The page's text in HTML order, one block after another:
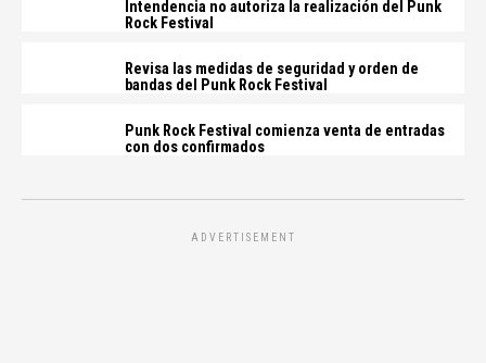
Intendencia no autoriza la realización del Punk
Rock Festival
Revisa las medidas de seguridad y orden de
bandas del Punk Rock Festival
Punk Rock Festival comienza venta de entradas
con dos confirmados
ADVERTISEMENT